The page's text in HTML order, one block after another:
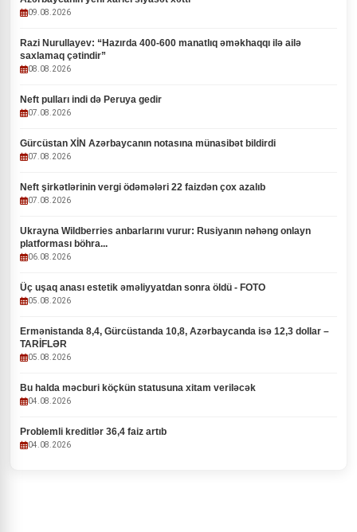
09.08.2026
Razi Nurullayev: “Hazırda 400-600 manatlıq əməkhaqqı ilə ailə
saxlamaq çətindir”
08.08.2026
Neft pulları indi də Peruya gedir
07.08.2026
Gürcüstan XİN Azərbaycanın notasına münasibət bildirdi
07.08.2026
Neft şirkətlərinin vergi ödəmələri 22 faizdən çox azalıb
07.08.2026
Ukrayna Wildberries anbarlarını vurur: Rusiyanın nəhəng onlayn
platforması böhra...
06.08.2026
Üç uşaq anası estetik əməliyyatdan sonra öldü - FOTO
05.08.2026
Ermənistanda 8,4, Gürcüstanda 10,8, Azərbaycanda isə 12,3 dollar –
TARİFLƏR
05.08.2026
Bu halda məcburi köçkün statusuna xitam veriləcək
04.08.2026
Problemli kreditlər 36,4 faiz artıb
04.08.2026